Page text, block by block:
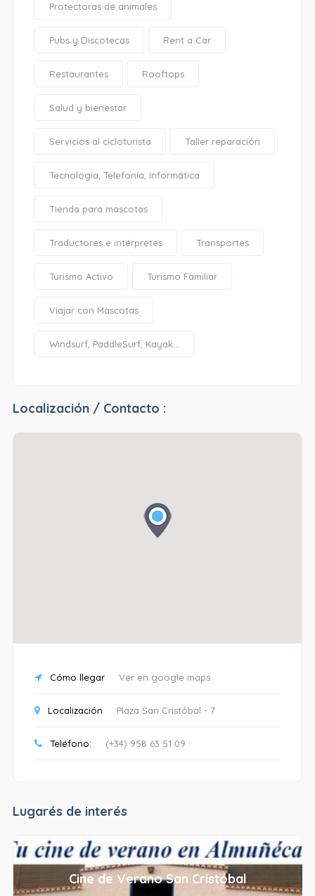
Protectoras de animales
Pubs y Discotecas Rent a Car
Restaurantes Rooftops
Salud y bienestar
Servicios al cicloturista Taller reparación
Tecnología, Telefonía, Informática
Tienda para mascotas
Traductores e intérpretes Transportes
Turismo Activo Turismo Familiar
Viajar con Mascotas
Windsurf, PaddleSurf, Kayak...
Localización / Contacto :
Cómo llegar Ver en google maps
Localización Plaza San Cristóbal - 7
Teléfono: (+34) 958 63 51 09
Lugarés de interés
Cine de Verano San Cristóbal